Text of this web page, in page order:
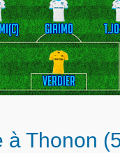
Verdier
Giaimo
à Thonon